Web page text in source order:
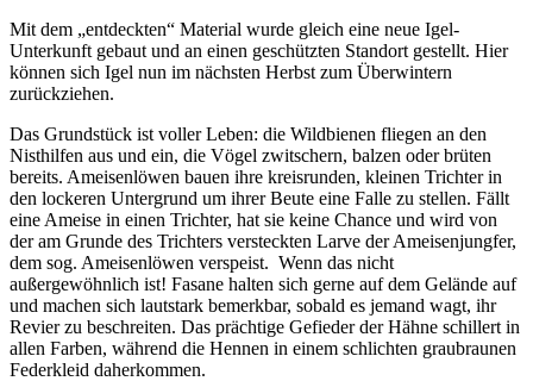
Mit dem „entdeckten“ Material wurde gleich eine neue Igel-
Unterkunft gebaut und an einen geschützten Standort gestellt. Hier
können sich Igel nun im nächsten Herbst zum Überwintern
zurückziehen.
Das Grundstück ist voller Leben: die Wildbienen fliegen an den
Nisthilfen aus und ein, die Vögel zwitschern, balzen oder brüten
bereits. Ameisenlöwen bauen ihre kreisrunden, kleinen Trichter in
den lockeren Untergrund um ihrer Beute eine Falle zu stellen. Fällt
eine Ameise in einen Trichter, hat sie keine Chance und wird von
der am Grunde des Trichters versteckten Larve der Ameisenjungfer,
dem sog. Ameisenlöwen verspeist. Wenn das nicht
außergewöhnlich ist! Fasane halten sich gerne auf dem Gelände auf
und machen sich lautstark bemerkbar, sobald es jemand wagt, ihr
Revier zu beschreiten. Das prächtige Gefieder der Hähne schillert in
allen Farben, während die Hennen in einem schlichten graubraunen
Federkleid daherkommen.